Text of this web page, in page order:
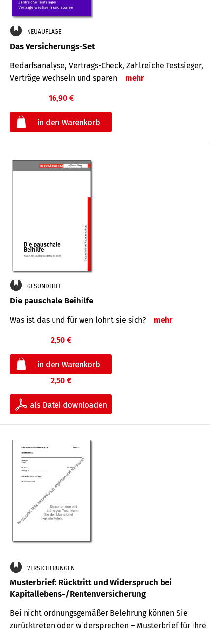
NEUAUFLAGE
Das Versicherungs-Set
Bedarfsanalyse, Vertrags-Check, Zahlreiche Testsieger,
Verträge wechseln und sparen
mehr
16,90 €
GESUNDHEIT
Die pauschale Beihilfe
Was ist das und für wen lohnt sie sich? mehr
2,50 €
2,50 €
VERSICHERUNGEN
Musterbrief: Rücktritt und Widerspruch bei
Kapitallebens-/Rentenversicherung
Bei nicht ordnungsgemäßer Belehrung können Sie
zurücktreten oder widersprechen – Musterbrief für Ihre